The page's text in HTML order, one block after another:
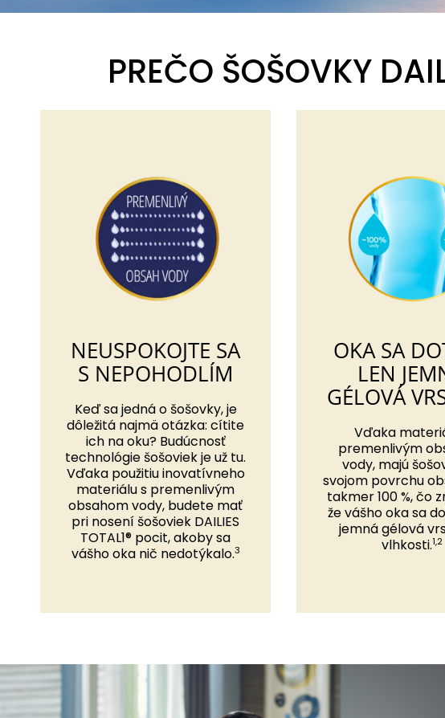
PREČO ŠOŠOVKY
NEUSPOKOJTE SA
S NEPOHODLÍM
Keď sa jedná o šošovky, je
dôležitá najmä otázka: cítite
ich na oku? Budúcnosť
technológie šošoviek je už tu.
Vďaka použitiu inovatívneho
materiálu s premenlivým
obsahom vody, budete mať
pri nosení šošoviek DAILIES
TOTAL1® pocit, akoby sa
vášho oka nič nedotýkalo.3
OKA SA
LEN
GÉLOVÁ
Vďaka
premenlivým
vody, majú
svojom povrchu
takmer 100 %, čo
že vášho oka sa
jemná gélová
vlhkosti.1,2